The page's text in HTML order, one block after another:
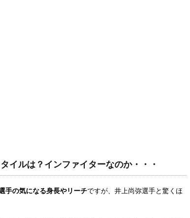
イルは？インファイターなのか・・・
手の気になる身長やリーチですが、井上尚弥選手と驚くほ